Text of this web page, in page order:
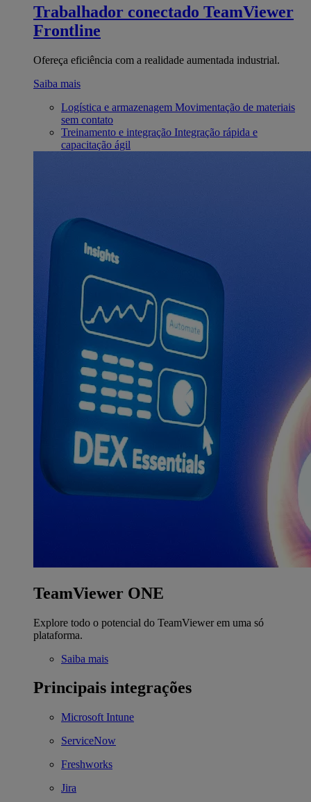
Trabalhador conectado TeamViewer
Frontline
Ofereça eficiência com a realidade aumentada industrial.
Saiba mais
Logística e armazenagem Movimentação de materiais
sem contato
Treinamento e integração Integração rápida e
capacitação ágil
TeamViewer ONE
Explore todo o potencial do TeamViewer em uma só
plataforma.
Saiba mais
Principais integrações
Microsoft Intune
ServiceNow
Freshworks
Jira